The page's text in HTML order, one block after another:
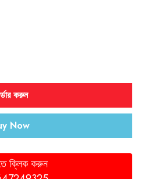
করুন
Now
ক্লিক করুন